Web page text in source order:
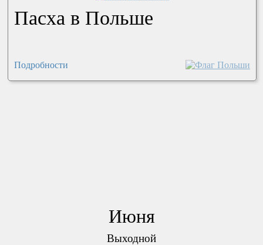
Пасха в Польше
Подробности
Июня
Выходной